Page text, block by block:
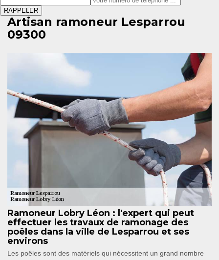
Artisan ramoneur Lesparrou
09300
Ramoneur Lobry Léon : l'expert qui peut
effectuer les travaux de ramonage des
poêles dans la ville de Lesparrou et ses
environs
Les poêles sont des matériels qui nécessitent un grand nombre